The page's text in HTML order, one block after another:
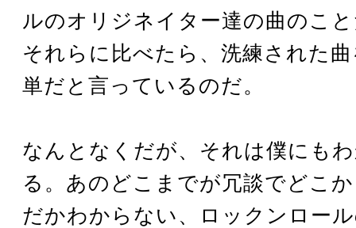
ルのオリジネイター達の曲のこ
それらに比べたら、洗練された
単だと言っているのだ。
なんとなくだが、それは僕にも
る。あのどこまでが冗談でどこ
だかわからない、ロックンロー